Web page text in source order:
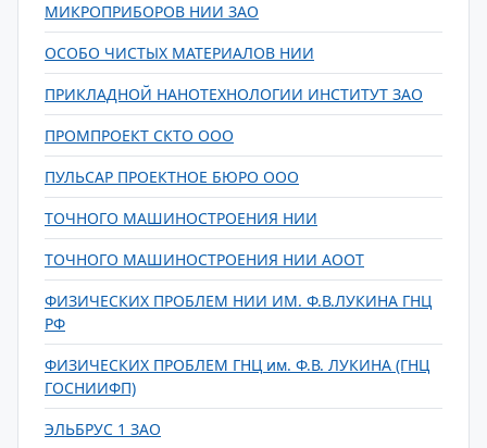
МИКРОПРИБОРОВ НИИ ЗАО
ОСОБО ЧИСТЫХ МАТЕРИАЛОВ НИИ
ПРИКЛАДНОЙ НАНОТЕХНОЛОГИИ ИНСТИТУТ ЗАО
ПРОМПРОЕКТ СКТО ООО
ПУЛЬСАР ПРОЕКТНОЕ БЮРО ООО
ТОЧНОГО МАШИНОСТРОЕНИЯ НИИ
ТОЧНОГО МАШИНОСТРОЕНИЯ НИИ АООТ
ФИЗИЧЕСКИХ ПРОБЛЕМ НИИ ИМ. Ф.В.ЛУКИНА ГНЦ
РФ
ФИЗИЧЕСКИХ ПРОБЛЕМ ГНЦ им. Ф.В. ЛУКИНА (ГНЦ
ГОСНИИФП)
ЭЛЬБРУС 1 ЗАО